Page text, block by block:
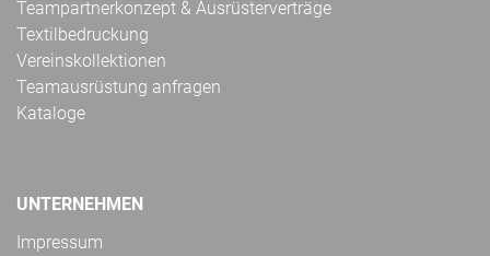
Teampartnerkonzept & Ausrüsterverträge
Textilbedruckung
Vereinskollektionen
Teamausrüstung anfragen
Kataloge
UNTERNEHMEN
Impressum